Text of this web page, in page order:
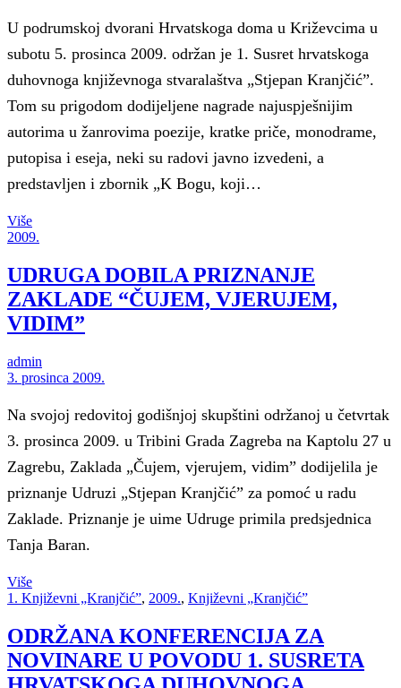
U podrumskoj dvorani Hrvatskoga doma u Križevcima u
subotu 5. prosinca 2009. održan je 1. Susret hrvatskoga
duhovnoga književnoga stvaralaštva „Stjepan Kranjčić”.
Tom su prigodom dodijeljene nagrade najuspješnijim
autorima u žanrovima poezije, kratke priče, monodrame,
putopisa i eseja, neki su radovi javno izvedeni, a
predstavljen i zbornik „K Bogu, koji…
Više
2009.
UDRUGA DOBILA PRIZNANJE
ZAKLADE “ČUJEM, VJERUJEM,
VIDIM”
admin
3. prosinca 2009.
Na svojoj redovitoj godišnjoj skupštini održanoj u četvrtak
3. prosinca 2009. u Tribini Grada Zagreba na Kaptolu 27 u
Zagrebu, Zaklada „Čujem, vjerujem, vidim” dodijelila je
priznanje Udruzi „Stjepan Kranjčić” za pomoć u radu
Zaklade. Priznanje je uime Udruge primila predsjednica
Tanja Baran.
Više
1. Književni „Kranjčić”, 2009., Književni „Kranjčić”
ODRŽANA KONFERENCIJA ZA
NOVINARE U POVODU 1. SUSRETA